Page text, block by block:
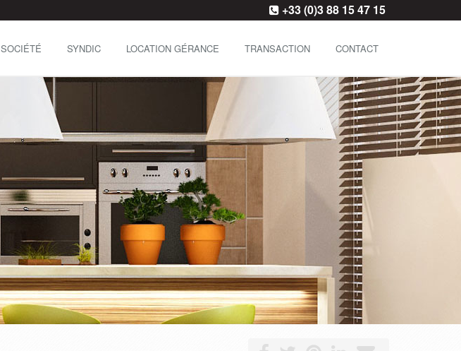
+33 (0)3 88 15 47 15
SOCIÉTÉ SYNDIC LOCATION GÉRANCE TRANSACTION CONTACT